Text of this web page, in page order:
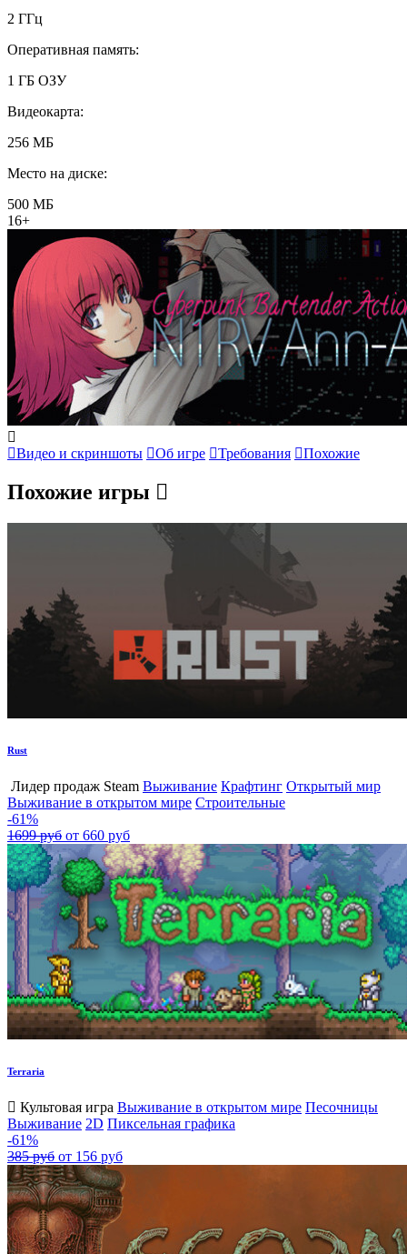
2 ГГц
Оперативная память:
1 ГБ ОЗУ
Видеокарта:
256 МБ
Место на диске:
500 МБ
16+
Видео и скриншоты Об игре Требования Похожие
Похожие игры
Rust
Лидер продаж Steam Выживание Крафтинг Открытый мир
Выживание в открытом мире Строительные
-61%
1699 руб от 660 руб
Terraria
Культовая игра Выживание в открытом мире Песочницы
Выживание 2D Пиксельная графика
-61%
385 руб от 156 руб